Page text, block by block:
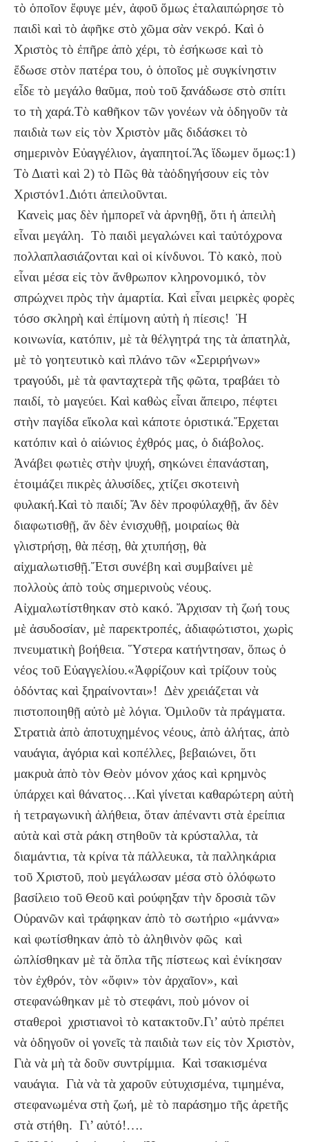
τὸ ὁποῖον ἔφυγε μέν, ἀφοῦ ὅμως ἐταλαιπώρησε τὸ
παιδὶ καὶ τὸ ἀφῆκε στὸ χῶμα σὰν νεκρό. Καὶ ὁ
Χριστὸς τὸ ἐπῆρε ἀπὸ χέρι, τὸ ἐσήκωσε καὶ τὸ
ἔδωσε στὸν πατέρα του, ὁ ὁποῖος μὲ συγκίνηστιν
εἶδε τὸ μεγάλο θαῦμα, ποὺ τοῦ ξανάδωσε στὸ σπίτι
το τὴ χαρά.Τὸ καθῆκον τῶν γονέων νὰ ὁδηγοῦν τὰ
παιδιὰ των εἰς τὸν Χριστὸν μᾶς διδάσκει τὸ
σημερινὸν Εὐαγγέλιον, ἀγαπητοί.Ἄς ἴδωμεν ὅμως:1)
Τὸ Διατὶ καὶ 2) τὸ Πῶς θὰ τὰὁδηγήσουν εἰς τὸν
Χριστόν1.Διότι ἀπειλοῦνται.
Κανεὶς μας δὲν ἠμπορεῖ νὰ ἀρνηθῇ, ὅτι ἡ ἀπειλὴ
εἶναι μεγάλη. Τὸ παιδὶ μεγαλώνει καὶ ταὐτόχρονα
πολλαπλασιάζονται καὶ οἱ κίνδυνοι. Τὸ κακὸ, ποὺ
εἶναι μέσα εἰς τὸν ἄνθρωπον κληρονομικό, τὸν
σπρώχνει πρὸς τὴν ἁμαρτία. Καὶ εἶναι μειρκὲς φορὲς
τόσο σκληρὴ καὶ ἐπίμονη αὐτὴ ἡ πίεσις! Ἡ
κοινωνία, κατόπιν, μὲ τὰ θέλγητρά της τὰ ἀπατηλὰ,
μὲ τὸ γοητευτικὸ καὶ πλάνο τῶν «Σεριρήνων»
τραγούδι, μὲ τὰ φανταχτερὰ τῆς φῶτα, τραβάει τὸ
παιδί, τὸ μαγεύει. Καὶ καθὼς εἶναι ἄπειρο, πέφτει
στὴν παγίδα εἴκολα καὶ κάποτε ὁριστικά.Ἔρχεται
κατόπιν καὶ ὁ αἰώνιος ἐχθρός μας, ὁ διάβολος.
Ἀνάβει φωτιὲς στὴν ψυχή, σηκώνει ἐπανάσταη,
ἑτοιμάζει πικρὲς ἁλυσίδες, χτίζει σκοτεινὴ
φυλακή.Καὶ τὸ παιδί; Ἄν δὲν προφύλαχθῇ, ἄν δὲν
διαφωτισθῇ, ἄν δὲν ἐνισχυθῇ, μοιραίως θὰ
γλιστρήσῃ, θὰ πέσῃ, θὰ χτυπήσῃ, θὰ
αἰχμαλωτισθῇ.Ἔτσι συνέβη καὶ συμβαίνει μὲ
πολλοὺς ἀπὸ τοὺς σημερινοὺς νέους.
Αἰχμαλωτίστθηκαν στὸ κακό. Ἄρχισαν τὴ ζωή τους
μὲ ἀσυδοσίαν, μὲ παρεκτροπές, ἀδιαφώτιστοι, χωρὶς
πνευματικὴ βοήθεια. Ὕστερα κατήντησαν, ὅπως ὁ
νέος τοῦ Εὐαγγελίου.«Ἀφρίζουν καὶ τρίζουν τοὺς
ὀδόντας καὶ ξηραίνονται»! Δὲν χρειάζεται νὰ
πιστοποιηθῇ αὐτὸ μὲ λόγια. Ὁμιλοῦν τὰ πράγματα.
Στρατιὰ ἀπὸ ἀποτυχημένος νέους, ἀπὸ ἀλήτας, ἀπὸ
ναυάγια, ἀγόρια καὶ κοπέλλες, βεβαιώνει, ὅτι
μακρυὰ ἀπὸ τὸν Θεὸν μόνον χάος καὶ κρημνὸς
ὑπάρχει καὶ θάνατος…Καὶ γίνεται καθαρώτερη αὐτὴ
ἡ τετραγωνικὴ ἀλήθεια, ὅταν ἀπέναντι στὰ ἐρείπια
αὐτὰ καὶ στὰ ράκη στηθοῦν τὰ κρύσταλλα, τὰ
διαμάντια, τὰ κρίνα τὰ πάλλευκα, τὰ παλληκάρια
τοῦ Χριστοῦ, ποὺ μεγάλωσαν μέσα στὸ ὁλόφωτο
βασίλειο τοῦ Θεοῦ καὶ ρούφηξαν τὴν δροσιὰ τῶν
Οὐρανῶν καὶ τράφηκαν ἀπὸ τὸ σωτήριο «μάννα»
καὶ φωτίσθηκαν ἀπὸ τὸ ἀληθινὸν φῶς καὶ
ὡπλίσθηκαν μὲ τὰ ὅπλα τῆς πίστεως καὶ ἐνίκησαν
τὸν ἐχθρόν, τὸν «ὄφιν» τὸν ἀρχαῖον», καὶ
στεφανώθηκαν μὲ τὸ στεφάνι, ποὺ μόνον οἱ
σταθεροὶ χριστιανοὶ τὸ κατακτοῦν.Γι’ αὐτὸ πρέπει
νὰ ὁδηγοῦν οἱ γονεῖς τὰ παιδιὰ των εἰς τὸν Χριστὸν,
Γιὰ νὰ μὴ τὰ δοῦν συντρίμμια. Καὶ τσακισμένα
ναυάγια. Γιὰ νὰ τὰ χαροῦν εὐτυχισμένα, τιμημένα,
στεφανωμένα στὴ ζωή, μὲ τὸ παράσημο τῆς ἀρετῆς
στὰ στήθη. Γι’ αὐτό!….